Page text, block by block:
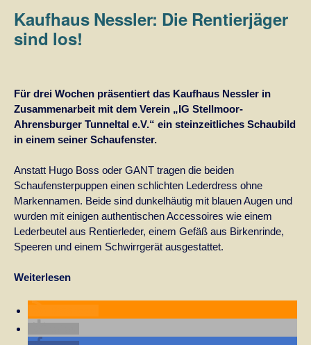
Kaufhaus Nessler: Die Rentierjäger
sind los!
Für drei Wochen präsentiert das Kaufhaus Nessler in
Zusammenarbeit mit dem Verein „IG Stellmoor-
Ahrensburger Tunneltal e.V.“ ein steinzeitliches Schaubild
in einem seiner Schaufenster.
Anstatt Hugo Boss oder GANT tragen die beiden
Schaufensterpuppen einen schlichten Lederdress ohne
Markennamen. Beide sind dunkelhäutig mit blauen Augen und
wurden mit einigen authentischen Accessoires wie einem
Lederbeutel aus Rentierleder, einem Gefäß aus Birkenrinde,
Speeren und einem Schwirrgerät ausgestattet.
Weiterlesen